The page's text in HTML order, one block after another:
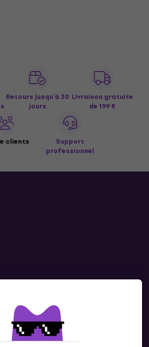
Retours jusqu’à 30
jours
Livraison gratuite
de 199 €
clients
Support
professionnel
Contacte nous